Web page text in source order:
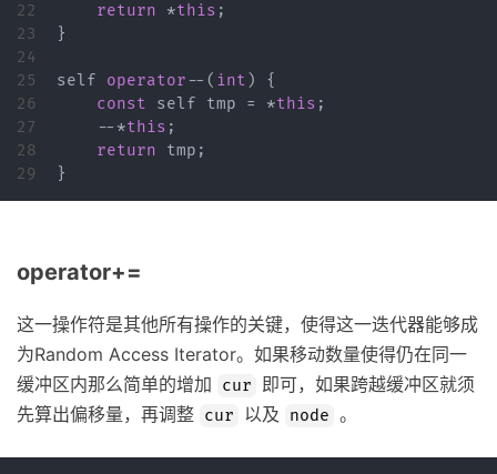
22
23
24
25
26
27
28
return
*this ;
}
self operator -- ( int )
{
const
self tmp = *this ;
--*this ;
return
tmp ;
}
operator+=
这一操作符是其他所有操作的关键，使得这一迭代器能够成
为Random Access Iterator。如果移动数量使得仍在同一
缓冲区内那么简单的增加
cur
即可，如果跨越缓冲区就须
先算出偏移量，再调整 cur 以及 node 。